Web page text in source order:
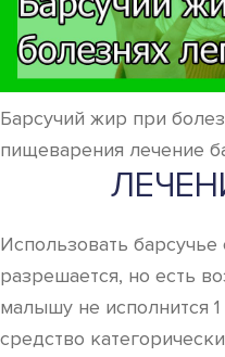
Барсучий жир при
пищеварения лечение
Использовать
разрешается, но есть
малышу не исполнится
средство